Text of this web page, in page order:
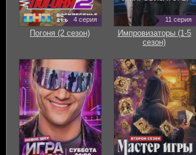
4 серия
Погоня (2 сезон)
11 серия
Импровизаторы (1-5
сезон)